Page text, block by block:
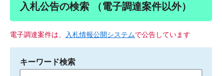
入札公告の検索 （電子調達案件以外）
電子調達案件は、 入札情報公開システムで公告しています
キーワード検索